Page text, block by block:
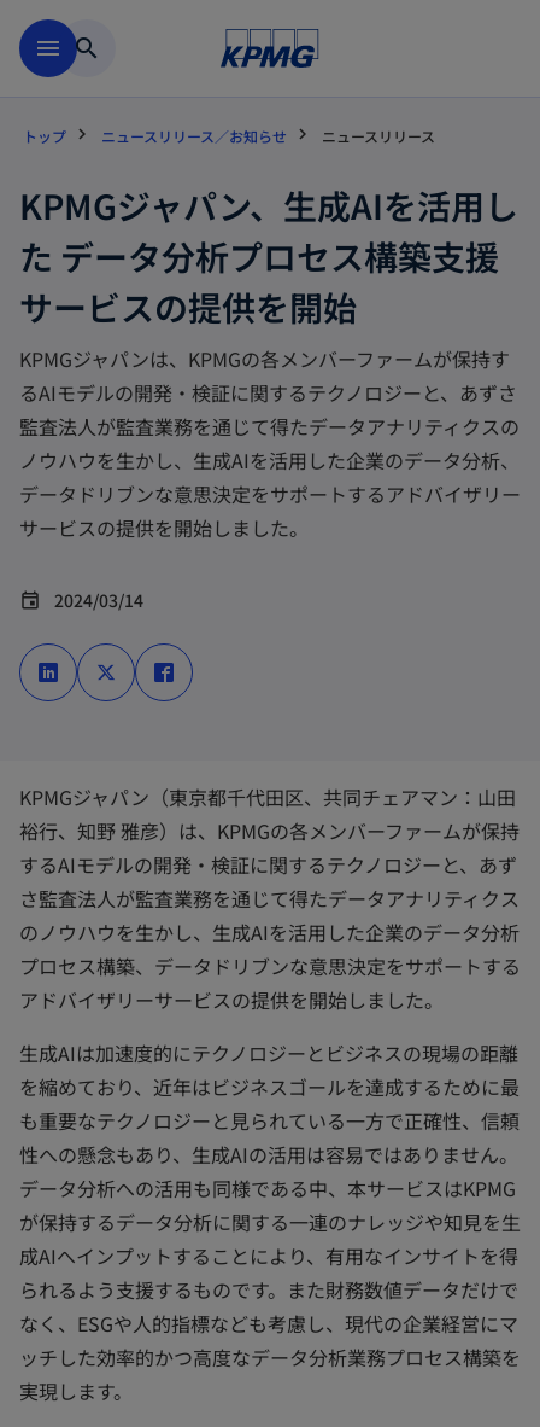
menu search
トップ ニュースリリース／お知らせ ニュースリリース
KPMGジャパン、生成AIを活用し
た データ分析プロセス構築支援
サービスの提供を開始
KPMGジャパンは、KPMGの各メンバーファームが保持す
るAIモデルの開発・検証に関するテクノロジーと、あずさ
監査法人が監査業務を通じて得たデータアナリティクスの
ノウハウを生かし、生成AIを活用した企業のデータ分析、
データドリブンな意思決定をサポートするアドバイザリー
サービスの提供を開始しました。
event 2024/03/14
新
し
い
タ
新
し
い
タ
し
い
KPMGジャパン（東京都千代田区、共同チェアマン：山田
裕行、知野 雅彦）は、KPMGの各メンバーファームが保持
するAIモデルの開発・検証に関するテクノロジーと、あず
さ監査法人が監査業務を通じて得たデータアナリティクス
のノウハウを生かし、生成AIを活用した企業のデータ分析
プロセス構築、データドリブンな意思決定をサポートする
アドバイザリーサービスの提供を開始しました。
生成AIは加速度的にテクノロジーとビジネスの現場の距離
を縮めており、近年はビジネスゴールを達成するために最
も重要なテクノロジーと見られている一方で正確性、信頼
性への懸念もあり、生成AIの活用は容易ではありません。
データ分析への活用も同様である中、本サービスはKPMG
が保持するデータ分析に関する一連のナレッジや知見を生
成AIへインプットすることにより、有用なインサイトを得
られるよう支援するものです。また財務数値データだけで
なく、ESGや人的指標なども考慮し、現代の企業経営にマ
ッチした効率的かつ高度なデータ分析業務プロセス構築を
実現します。